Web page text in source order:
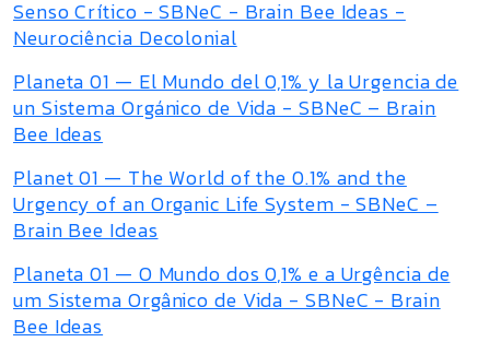
Senso Crítico - SBNeC - Brain Bee Ideas -
Neurociência Decolonial
Planeta 01 — El Mundo del 0,1% y la Urgencia de
un Sistema Orgánico de Vida - SBNeC – Brain
Bee Ideas
Planet 01 — The World of the 0.1% and the
Urgency of an Organic Life System - SBNeC –
Brain Bee Ideas
Planeta 01 — O Mundo dos 0,1% e a Urgência de
um Sistema Orgânico de Vida - SBNeC - Brain
Bee Ideas